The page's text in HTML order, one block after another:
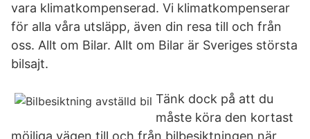
vara klimatkompenserad. Vi klimatkompenserar
för alla våra utsläpp, även din resa till och från
oss. Allt om Bilar. Allt om Bilar är Sveriges största
bilsajt.
Tänk dock på att du
måste köra den kortast
möjliga vägen till och från bilbesiktningen när